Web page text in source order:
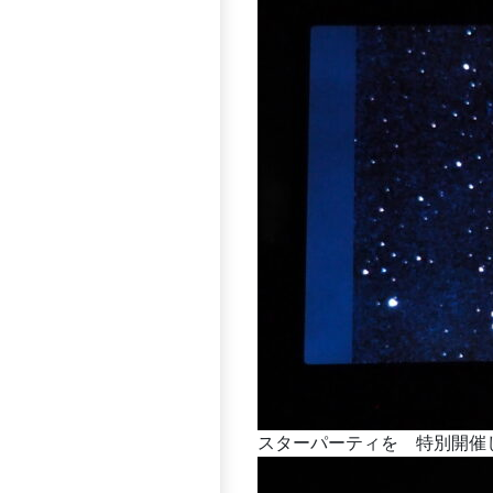
スターパーティを 特別開催